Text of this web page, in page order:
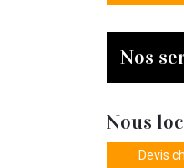
Nos
Nous
Devis